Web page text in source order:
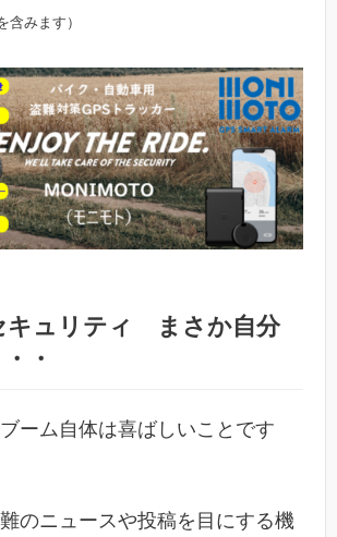
含みます）
キュリティ まさか自分
・
ーム自体は喜ばしいことです
のニュースや投稿を目にする機